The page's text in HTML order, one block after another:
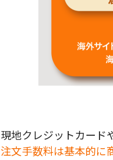
現地クレジットカード
注文手数料は基本的に